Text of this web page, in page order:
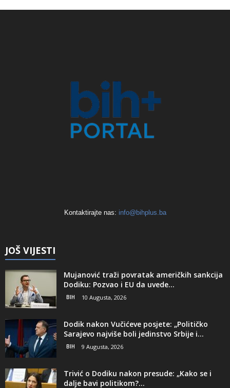
Kontaktirajte nas: info@bihplus.ba
JOŠ VIJESTI
Mujanović traži povratak američkih sankcija
Dodiku: Pozvao i EU da uvede...
BIH 10 Augusta, 2026
Dodik nakon Vučićeve posjete: „Političko
Sarajevo najviše boli jedinstvo Srbije i...
BIH 9 Augusta, 2026
Trivić o Dodiku nakon presude: „Kako se i
dalje bavi politikom?...